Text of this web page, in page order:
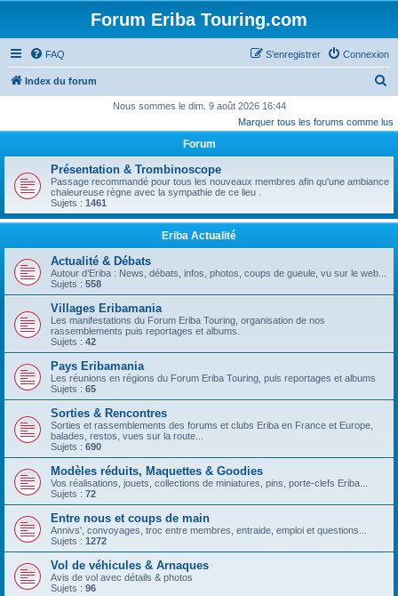
Forum Eriba Touring.com
FAQ Connexion
S’enregistrer
Index du forum
c
r
e
Nous sommes le dim. 9 août 2026 16:44
Marquer tous les forums comme lus
Forum
Présentation & Trombinoscope
Passage recommandé pour tous les nouveaux membres afin qu'une ambiance
chaleureuse règne avec la sympathie de ce lieu .
Sujets : 1461
Eriba Actualité
Actualité & Débats
Autour d’Eriba : News, débats, infos, photos, coups de gueule, vu sur le web...
Sujets : 558
Villages Eribamania
Les manifestations du Forum Eriba Touring, organisation de nos
rassemblements puis reportages et albums.
Sujets : 42
Pays Eribamania
Les réunions en régions du Forum Eriba Touring, puis reportages et albums
Sujets : 65
Sorties & Rencontres
Sorties et rassemblements des forums et clubs Eriba en France et Europe,
balades, restos, vues sur la route...
Sujets : 690
Modèles réduits, Maquettes & Goodies
Vos réalisations, jouets, collections de miniatures, pins, porte-clefs Eriba...
Sujets : 72
Entre nous et coups de main
Annivs', convoyages, troc entre membres, entraide, emploi et questions...
Sujets : 1272
Vol de véhicules & Arnaques
Avis de vol avec détails & photos
Sujets : 96